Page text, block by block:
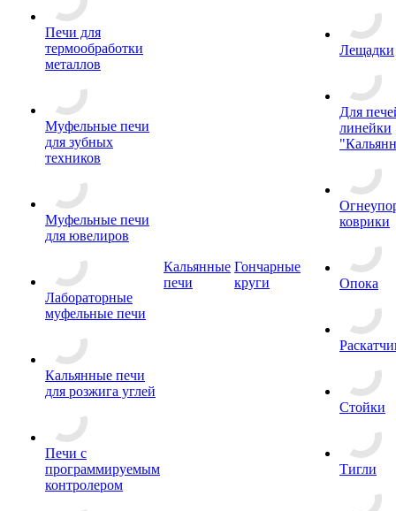
Печи для
термообработки
металлов
Муфельные печи
для зубных
техников
Муфельные печи
для ювелиров
Лабораторные
муфельные печи
Кальянные печи
для розжига углей
Печи с
программируемым
контролером
Кальянные
печи
Гончарные
круги
Лещадки
Для
линейки
коврики
Опока
Стойки
Тигли